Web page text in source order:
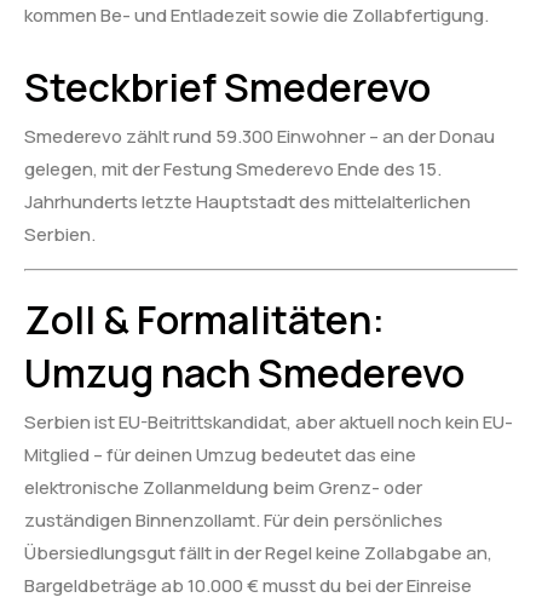
kommen Be- und Entladezeit sowie die Zollabfertigung.
Steckbrief Smederevo
Smederevo zählt rund 59.300 Einwohner – an der Donau
gelegen, mit der Festung Smederevo Ende des 15.
Jahrhunderts letzte Hauptstadt des mittelalterlichen
Serbien.
Zoll & Formalitäten:
Umzug nach Smederevo
Serbien ist EU-Beitrittskandidat, aber aktuell noch kein EU-
Mitglied – für deinen Umzug bedeutet das eine
elektronische Zollanmeldung beim Grenz- oder
zuständigen Binnenzollamt. Für dein persönliches
Übersiedlungsgut fällt in der Regel keine Zollabgabe an,
Bargeldbeträge ab 10.000 € musst du bei der Einreise